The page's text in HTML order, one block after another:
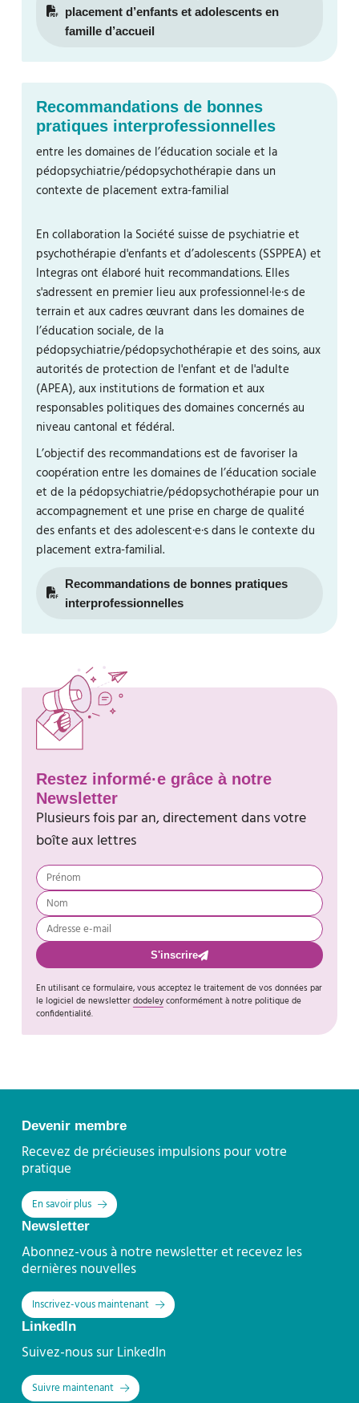
placement d’enfants et adolescents en
famille d’accueil
Recommandations de bonnes
pratiques interprofessionnelles
entre les domaines de l’éducation sociale et la
pédopsychiatrie/pédopsychothérapie dans un
contexte de placement extra-familial
En collaboration la Société suisse de psychiatrie et
psychothérapie d'enfants et d’adolescents (SSPPEA) et
Integras ont élaboré huit recommandations. Elles
s'adressent en premier lieu aux professionnel·le·s de
terrain et aux cadres œuvrant dans les domaines de
l’éducation sociale, de la
pédopsychiatrie/pédopsychothérapie et des soins, aux
autorités de protection de l'enfant et de l'adulte
(APEA), aux institutions de formation et aux
responsables politiques des domaines concernés au
niveau cantonal et fédéral.
L’objectif des recommandations est de favoriser la
coopération entre les domaines de l’éducation sociale
et de la pédopsychiatrie/pédopsychothérapie pour un
accompagnement et une prise en charge de qualité
des enfants et des adolescent·e·s dans le contexte du
placement extra-familial.
Recommandations de bonnes pratiques
interprofessionnelles
Restez informé·e grâce à notre
Newsletter
Plusieurs fois par an, directement dans votre
boîte aux lettres
S'inscrire
En utilisant ce formulaire, vous acceptez le traitement de vos données par
le logiciel de newsletterdodeleyconformément à notre politique de
confidentialité.
ContactDevenir membre
Recevez de précieuses impulsions pour votre
pratique
En savoir plus
Newsletter
Abonnez-vous à notre newsletter et recevez les
dernières nouvelles
Inscrivez-vous maintenant
LinkedIn
Suivez-nous sur LinkedIn
Suivre maintenant